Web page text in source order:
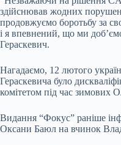
здійснював жодних
продовжуємо боротьбу за
і я впевнений, що ми
Гераскевич.
Нагадаємо, 12 лютого
Гераскевича було
комітетом під час зимових
Видання “Фокус” раніше
Оксани Баюл на вчинок